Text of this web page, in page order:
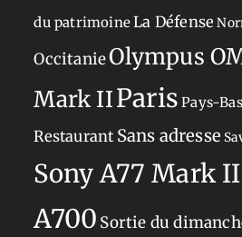
du patrimoineLa Défense
OccitanieOlympus
Mark IIParis Pays-Bas
Restaurant Sans adresse
Sony A77 Mark II
A700 Sortie du